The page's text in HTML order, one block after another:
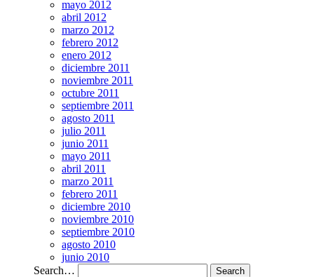
mayo 2012
abril 2012
marzo 2012
febrero 2012
enero 2012
diciembre 2011
noviembre 2011
octubre 2011
septiembre 2011
agosto 2011
julio 2011
junio 2011
mayo 2011
abril 2011
marzo 2011
febrero 2011
diciembre 2010
noviembre 2010
septiembre 2010
agosto 2010
junio 2010
Search…